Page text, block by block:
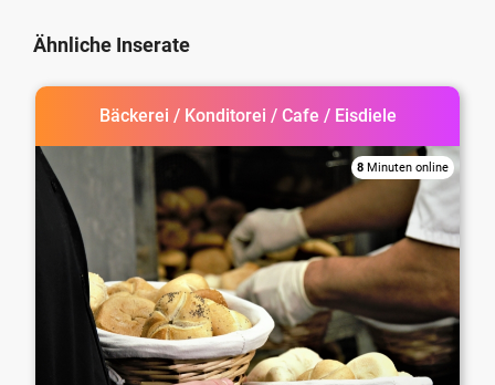
Ähnliche Inserate
Bäckerei / Konditorei / Cafe / Eisdiele
8 Minuten online